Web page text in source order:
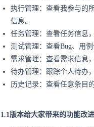
执行管理：查看我参与的
信息。
任务管理：查看任务信息
测试管理：查看Bug、用
需求管理：查看需求信息
待办管理：跟踪个人待办
历史记录：查看任意条目
1.1版本给大家带来的功能改进